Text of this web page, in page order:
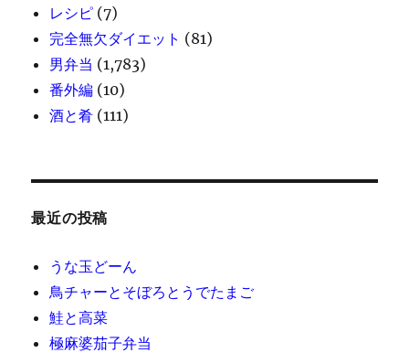
レシピ (7)
完全無欠ダイエット (81)
男弁当 (1,783)
番外編 (10)
酒と肴 (111)
最近の投稿
うな玉どーん
鳥チャーとそぼろとうでたまご
鮭と高菜
極麻婆茄子弁当